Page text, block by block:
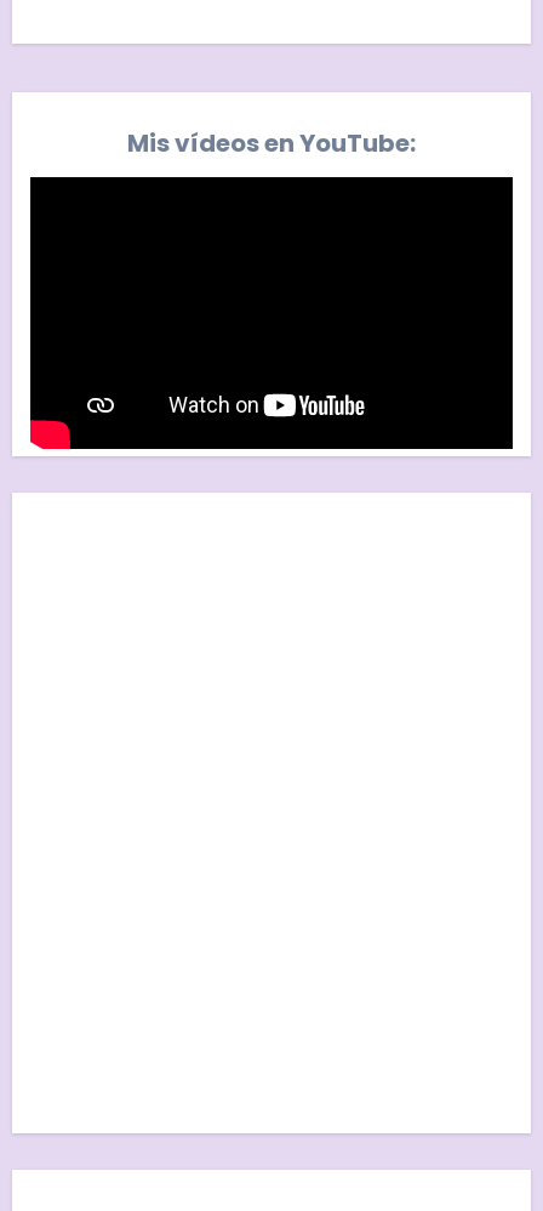
Mis vídeos en YouTube: